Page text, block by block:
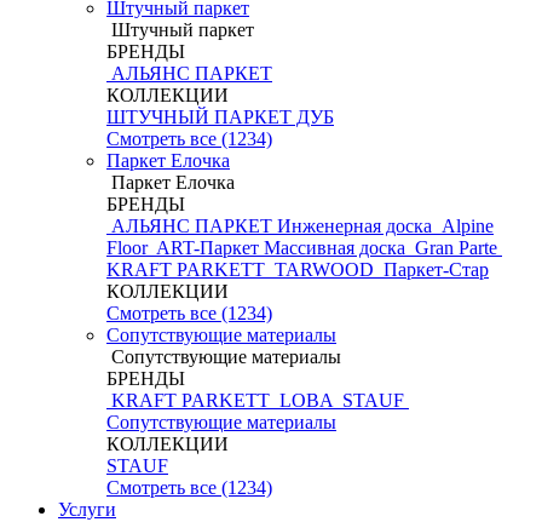
Штучный паркет
Штучный паркет
БРЕНДЫ
АЛЬЯНС ПАРКЕТ
КОЛЛЕКЦИИ
ШТУЧНЫЙ ПАРКЕТ ДУБ
Смотреть все (1234)
Паркет Елочка
Паркет Елочка
БРЕНДЫ
АЛЬЯНС ПАРКЕТ Инженерная доска Alpine
Floor ART-Паркет Массивная доска Gran Parte
KRAFT PARKETT TARWOOD Паркет-Стар
КОЛЛЕКЦИИ
Смотреть все (1234)
Сопутствующие материалы
Сопутствующие материалы
БРЕНДЫ
KRAFT PARKETT LOBA STAUF
Сопутствующие материалы
КОЛЛЕКЦИИ
STAUF
Смотреть все (1234)
Услуги